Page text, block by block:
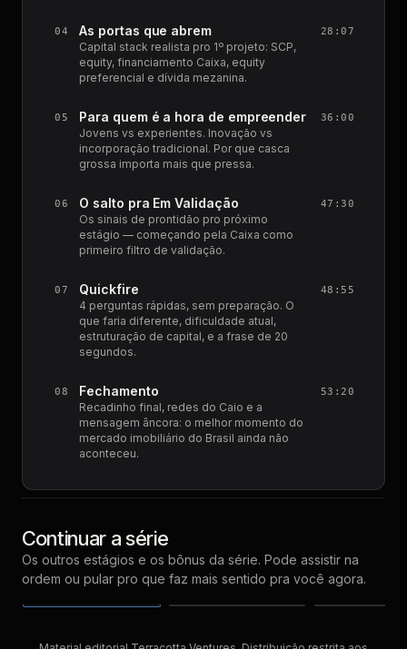
04 As portas que abrem
Capital stack realista pro 1º projeto: SCP,
equity, financiamento Caixa, equity
preferencial e dívida mezanina.
28:07
05 Para quem é a hora de empreender
Jovens vs experientes. Inovação vs
incorporação tradicional. Por que casca
grossa importa mais que pressa.
36:00
06 O salto pra Em Validação
Os sinais de prontidão pro próximo
estágio — começando pela Caixa como
primeiro filtro de validação.
47:30
07 Quickfire
4 perguntas rápidas, sem preparação. O
que faria diferente, dificuldade atual,
estruturação de capital, e a frase de 20
segundos.
48:55
08 Fechamento
Recadinho final, redes do Caio e a
mensagem âncora: o melhor momento do
mercado imobiliário do Brasil ainda não
aconteceu.
53:20
Continuar a série
Os outros estágios e os bônus da série. Pode assistir na
ordem ou pular pro que faz mais sentido pra você agora.
Em Validação
com Leonardo
Belisario
ASSISTIR AGORA
com Álvaro Barreto
Rezende
ASSISTIR AGORA
Recorrente
com Caio Castro
ASSISTIR